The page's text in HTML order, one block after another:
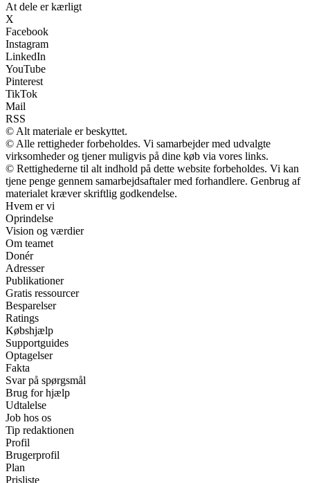
At dele er kærligt
X
Facebook
Instagram
LinkedIn
YouTube
Pinterest
TikTok
Mail
RSS
© Alt materiale er beskyttet.
© Alle rettigheder forbeholdes. Vi samarbejder med udvalgte
virksomheder og tjener muligvis på dine køb via vores links.
© Rettighederne til alt indhold på dette website forbeholdes. Vi kan
tjene penge gennem samarbejdsaftaler med forhandlere. Genbrug af
materialet kræver skriftlig godkendelse.
Hvem er vi
Oprindelse
Vision og værdier
Om teamet
Donér
Adresser
Publikationer
Gratis ressourcer
Besparelser
Ratings
Købshjælp
Supportguides
Optagelser
Fakta
Svar på spørgsmål
Brug for hjælp
Udtalelse
Job hos os
Tip redaktionen
Profil
Brugerprofil
Plan
Prisliste